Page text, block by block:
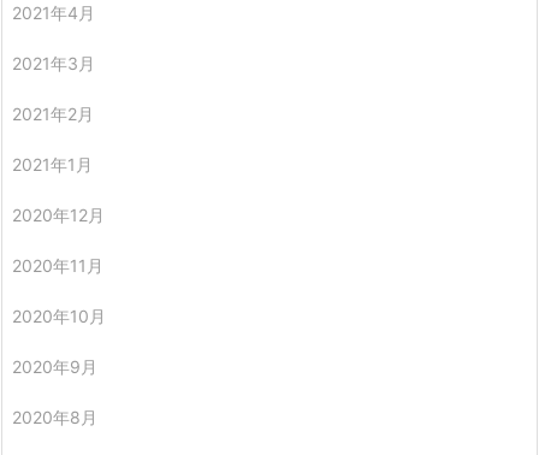
2021年4月
2021年3月
2021年2月
2021年1月
2020年12月
2020年11月
2020年10月
2020年9月
2020年8月